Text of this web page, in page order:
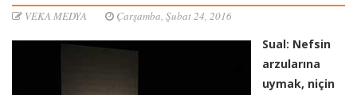
VEKA MEDYA Çarşamba, Şubat 24, 2016
Sual: Nefsin
arzularına
uymak, niçin